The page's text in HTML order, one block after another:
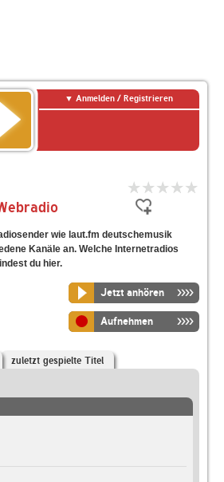
Anmelden / Registrieren
wie laut.fm deutschemusik
Kanäle an. Welche Internetradios
du hier.
Jetzt anhören
Aufnehmen
zuletzt gespielte Titel